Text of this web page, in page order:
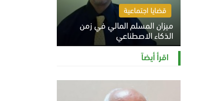
قضايا اجتماعية
ميزان المسلم المالي في زمن
الذكاء الاصطناعي
السبت 8 أغسطس 2026 11:21 ص
اقرأ أيضاً